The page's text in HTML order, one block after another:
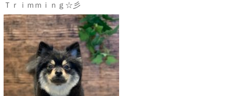
Ｔｒｉｍｍｉｎｇ☆彡